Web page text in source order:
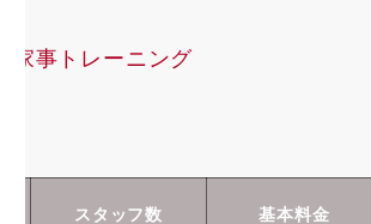
家事トレーニング
スタッフ数 基本料金